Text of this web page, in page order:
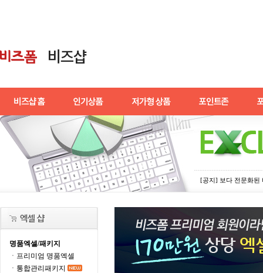
[공지] 보다 전문화된
명품엑셀/패키지
ㆍ프리미엄 명품엑셀
ㆍ통합관리패키지